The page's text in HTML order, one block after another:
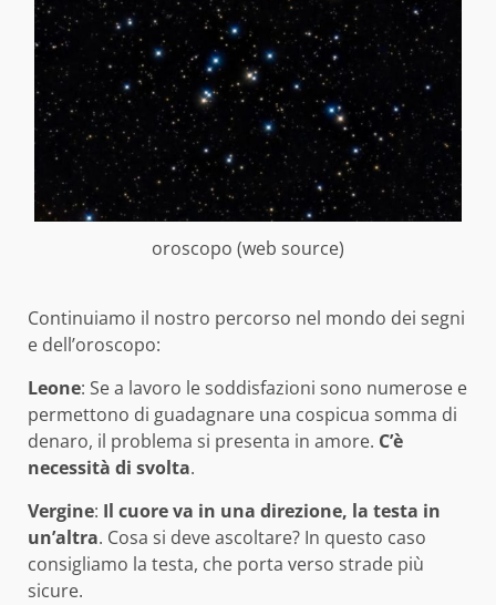
oroscopo (web source)
Continuiamo il nostro percorso nel mondo dei segni
e dell’oroscopo:
Leone: Se a lavoro le soddisfazioni sono numerose e
permettono di guadagnare una cospicua somma di
denaro, il problema si presenta in amore. C’è
necessità di svolta.
Vergine: Il cuore va in una direzione, la testa in
un’altra. Cosa si deve ascoltare? In questo caso
consigliamo la testa, che porta verso strade più
sicure.